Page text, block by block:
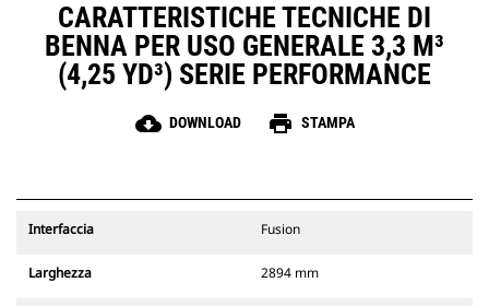
CARATTERISTICHE TECNICHE DI
BENNA PER USO GENERALE 3,3 M³
(4,25 YD³) SERIE PERFORMANCE
cloud_download DOWNLOAD print STAMPA
Interfaccia Fusion
Larghezza 2894 mm